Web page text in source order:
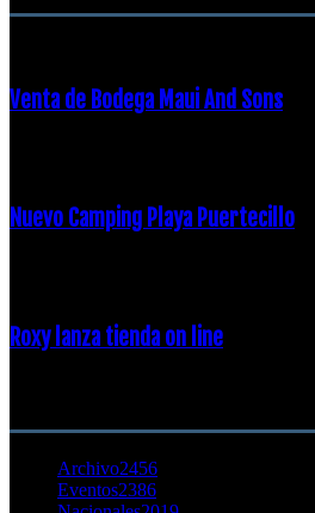
Venta de Bodega Maui And Sons
Nuevo Camping Playa Puertecillo
Roxy lanza tienda on line
Archivo2456
Eventos2386